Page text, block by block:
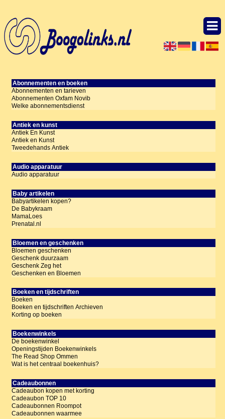
Abonnementen en boeken
Abonnementen en tarieven
Abonnementen Oxfam Novib
Welke abonnementsdienst
Antiek en kunst
Antiek En Kunst
Antiek en Kunst
Tweedehands Antiek
Audio apparatuur
Audio apparatuur
Baby artikelen
Babyartikelen kopen?
De Babykraam
MamaLoes
Prenatal.nl
Bloemen en geschenken
Bloemen geschenken
Geschenk duurzaam
Geschenk Zeg het
Geschenken en Bloemen
Boeken en tijdschriften
Boeken
Boeken en tijdschriften Archieven
Korting op boeken
Boekenwinkels
De boekenwinkel
Openingstijden Boekenwinkels
The Read Shop Ommen
Wat is het centraal boekenhuis?
Cadeaubonnen
Cadeaubon kopen met korting
Cadeaubon TOP 10
Cadeaubonnen Roompot
Cadeaubonnen waarmee